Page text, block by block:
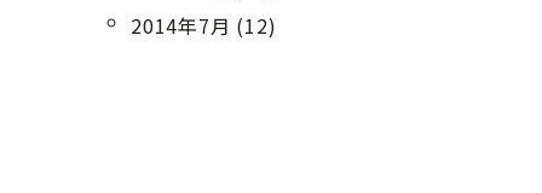
2014年7月 (12)